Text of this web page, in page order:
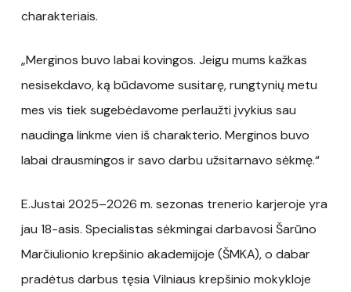
charakteriais.
„Merginos buvo labai kovingos. Jeigu mums kažkas
nesisekdavo, ką būdavome susitarę, rungtynių metu
mes vis tiek sugebėdavome perlaužti įvykius sau
naudinga linkme vien iš charakterio. Merginos buvo
labai drausmingos ir savo darbu užsitarnavo sėkmę.“
E.Justai 2025–2026 m. sezonas trenerio karjeroje yra
jau 18-asis. Specialistas sėkmingai darbavosi Šarūno
Marčiulionio krepšinio akademijoje (ŠMKA), o dabar
pradėtus darbus tęsia Vilniaus krepšinio mokykloje